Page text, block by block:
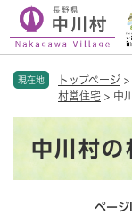
現在地 トップページ >
村営住宅 > 中
中川村の
ペー